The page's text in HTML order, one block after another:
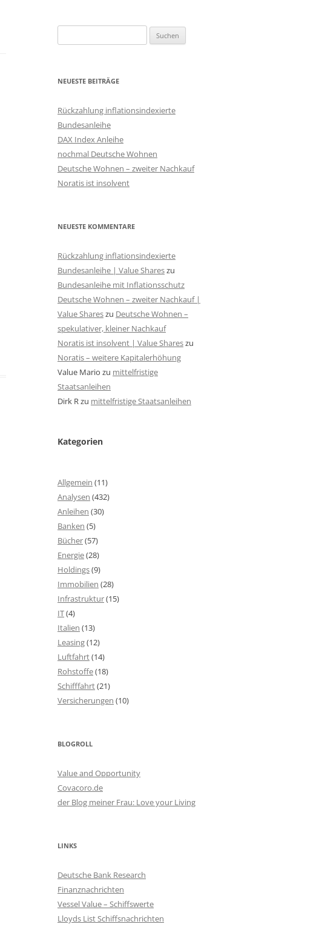
nach:
NEUESTE BEITRÄGE
Rückzahlung inflationsindexierte
Bundesanleihe
DAX Index Anleihe
nochmal Deutsche Wohnen
Deutsche Wohnen – zweiter Nachkauf
Noratis ist insolvent
NEUESTE KOMMENTARE
Rückzahlung inflationsindexierte
Bundesanleihe | Value Shareszu
Bundesanleihe mit Inflationsschutz
Deutsche Wohnen – zweiter Nachkauf |
Value Shareszu Deutsche Wohnen –
spekulativer, kleiner Nachkauf
Noratis ist insolvent | Value Shareszu
Noratis – weitere Kapitalerhöhung
Value Mario zu mittelfristige
Staatsanleihen
Dirk Rzu mittelfristige Staatsanleihen
Kategorien
Allgemein (11)
Analysen (432)
Anleihen (30)
Banken (5)
Bücher(57)
Energie(28)
Holdings(9)
Immobilien (28)
Infrastruktur(15)
IT(4)
Italien (13)
Leasing(12)
Luftfahrt(14)
Rohstoffe(18)
Schifffahrt(21)
Versicherungen (10)
BLOGROLL
Value and Opportunity
Covacoro.de
der Blog meiner Frau: Love your Living
LINKS
Deutsche Bank Research
Finanznachrichten
Vessel Value – Schiffswerte
Lloyds List Schiffsnachrichten